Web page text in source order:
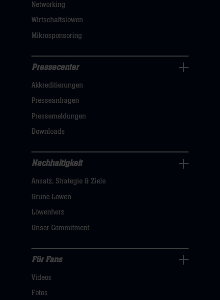
Networking
Wirtschaftslöwen
Mikrosponsoring
Navigation
öffnen,
dann
klicken
hier
Pressecenter
Akkreditierungen
Presseanfragen
Pressemeldungen
Downloads
Nachhaltigkeit
Navigation
öffnen,
dann
hier
Nachhaltigkeit
Ansatz, Strategie & Ziele
Grüne Löwen
Löwenherz
Unser Commitment
Fans
Navigation
Für Fans
Videos
Fotos